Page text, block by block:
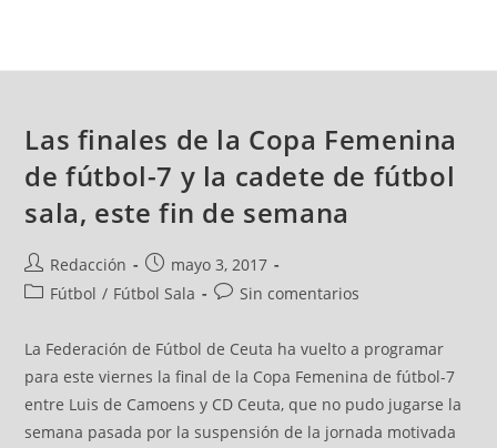
Las finales de la Copa Femenina
de fútbol-7 y la cadete de fútbol
sala, este fin de semana
Redacción
mayo 3, 2017
Fútbol / Fútbol Sala Sin comentarios
La Federación de Fútbol de Ceuta ha vuelto a programar
para este viernes la final de la Copa Femenina de fútbol-7
entre Luis de Camoens y CD Ceuta, que no pudo jugarse la
semana pasada por la suspensión de la jornada motivada